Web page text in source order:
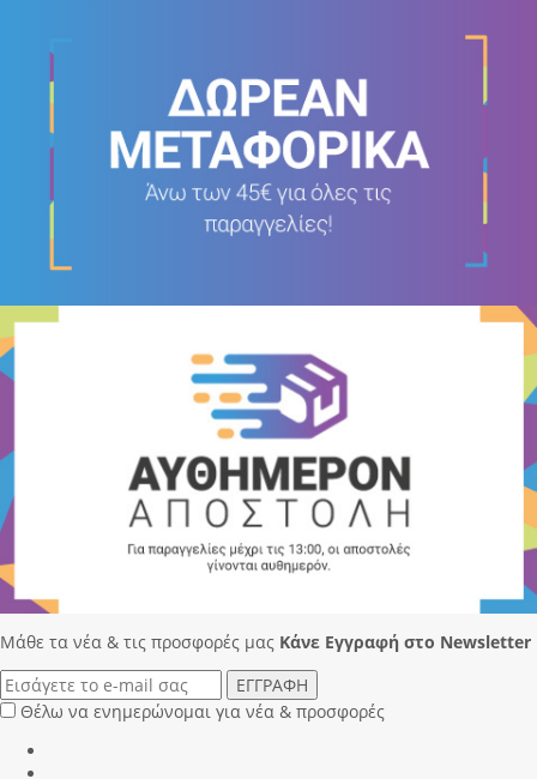
Μάθε τα νέα & τις προσφορές μας Κάνε Eγγραφή στο Newsletter
ΕΓΓΡΑΦΗ
Θέλω να ενημερώνομαι για νέα & προσφορές